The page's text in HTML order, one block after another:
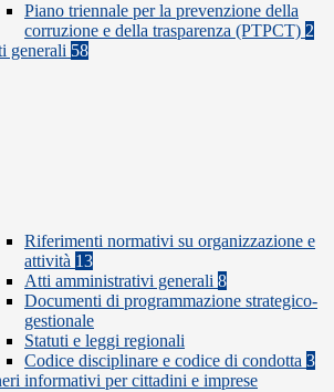
Piano triennale per la prevenzione della
corruzione e della trasparenza (PTPCT) 2
generali 58
Riferimenti normativi su organizzazione e
attività 13
Atti amministrativi generali 8
Documenti di programmazione strategico-
gestionale
Statuti e leggi regionali
Codice disciplinare e codice di condotta 3
informativi per cittadini e imprese